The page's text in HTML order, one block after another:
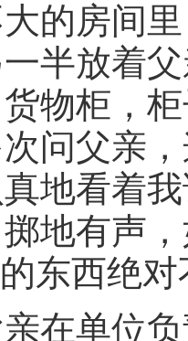
的房间
半放着
物柜，
问父亲
地看着
地有声
东西绝
单位负